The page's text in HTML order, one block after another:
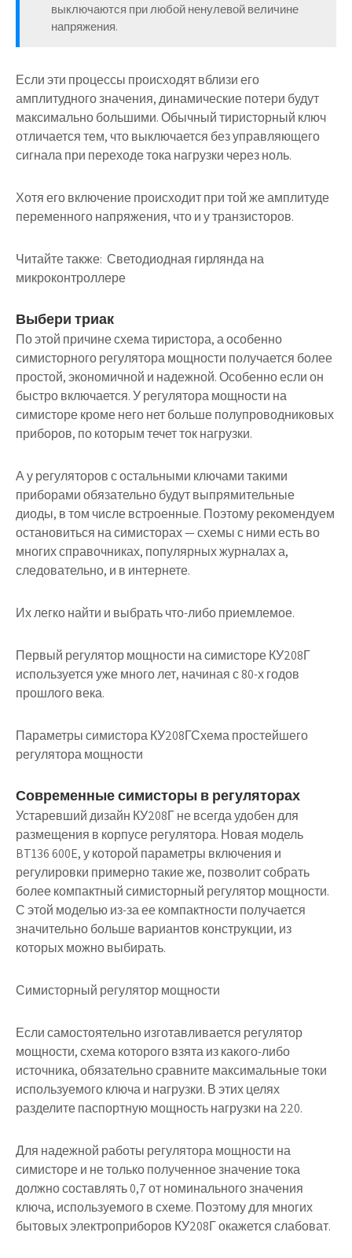
выключаются при любой ненулевой величине
напряжения.
Если эти процессы происходят вблизи его
амплитудного значения, динамические потери будут
максимально большими. Обычный тиристорный ключ
отличается тем, что выключается без управляющего
сигнала при переходе тока нагрузки через ноль.
Хотя его включение происходит при той же амплитуде
переменного напряжения, что и у транзисторов.
Читайте также: Светодиодная гирлянда на
микроконтроллере
Выбери триак
По этой причине схема тиристора, а особенно
симисторного регулятора мощности получается более
простой, экономичной и надежной. Особенно если он
быстро включается. У регулятора мощности на
симисторе кроме него нет больше полупроводниковых
приборов, по которым течет ток нагрузки.
А у регуляторов с остальными ключами такими
приборами обязательно будут выпрямительные
диоды, в том числе встроенные. Поэтому рекомендуем
остановиться на симисторах — схемы с ними есть во
многих справочниках, популярных журналах а,
следовательно, и в интернете.
Их легко найти и выбрать что-либо приемлемое.
Первый регулятор мощности на симисторе КУ208Г
используется уже много лет, начиная с 80-х годов
прошлого века.
Параметры симистора КУ208ГСхема простейшего
регулятора мощности
Современные симисторы в регуляторах
Устаревший дизайн КУ208Г не всегда удобен для
размещения в корпусе регулятора. Новая модель
BT136 600E, у которой параметры включения и
регулировки примерно такие же, позволит собрать
более компактный симисторный регулятор мощности.
С этой моделью из-за ее компактности получается
значительно больше вариантов конструкции, из
которых можно выбирать.
Симисторный регулятор мощности
Если самостоятельно изготавливается регулятор
мощности, схема которого взята из какого-либо
источника, обязательно сравните максимальные токи
используемого ключа и нагрузки. В этих целях
разделите паспортную мощность нагрузки на 220.
Для надежной работы регулятора мощности на
симисторе и не только полученное значение тока
должно составлять 0,7 от номинального значения
ключа, используемого в схеме. Поэтому для многих
бытовых электроприборов КУ208Г окажется слабоват.